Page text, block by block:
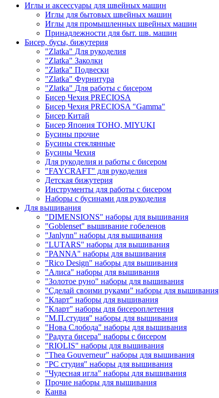
Иглы и аксессуары для швейных машин
Иглы для бытовых швейных машин
Иглы для промышленных швейных машин
Принадлежности для быт. шв. машин
Бисер, бусы, бижутерия
"Zlatka" Для рукоделия
"Zlatka" Заколки
"Zlatka" Подвески
"Zlatka" Фурнитура
"Zlatka" Для работы с бисером
Бисер Чехия PRECIOSA
Бисер Чехия PRECIOSA "Gamma"
Бисер Китай
Бисер Япония TOHO, MIYUKI
Бусины прочие
Бусины стеклянные
Бусины Чехия
Для рукоделия и работы с бисером
"FAYCRAFT" для рукоделия
Детская бижутерия
Инструменты для работы с бисером
Наборы с бусинами для рукоделия
Для вышивания
"DIMENSIONS" наборы для вышивания
"Goblenset" вышивание гобеленов
"Janlynn" наборы для вышивания
"LUTARS" наборы для вышивания
"PANNA" наборы для вышивания
"Rico Design" наборы для вышивания
"Алиса" наборы для вышивания
"Золотое руно" наборы для вышивания
"Сделай своими руками" наборы для вышивания
"Кларт" наборы для вышивания
"Кларт" наборы для бисероплетения
"М.П.студия" наборы для вышивания
"Нова Слобода" наборы для вышивания
"Радуга бисера" наборы с бисером
"RIOLIS" наборы для вышивания
"Thea Gouverneur" наборы для вышивания
"РС студия" наборы для вышивания
"Чудесная игла" наборы для вышивания
Прочие наборы для вышивания
Канва